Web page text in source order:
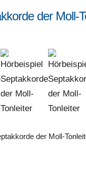
der Moll-
der Moll-